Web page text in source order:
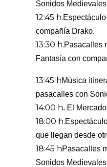
Sonidos
12:45 h.
compañía Drako.
13:30 h.Pasacalles
Fantasía con
13:45 hMúsica
pasacalles con
14:00 h. El
18:00 h.
que llegan desde
18:45 hPasacalles
Sonidos